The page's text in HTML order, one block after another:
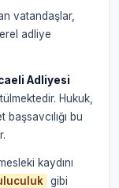
vatandaşlar,
adliye
Adliyesi
Hukuk,
bu
kaydını
gibi